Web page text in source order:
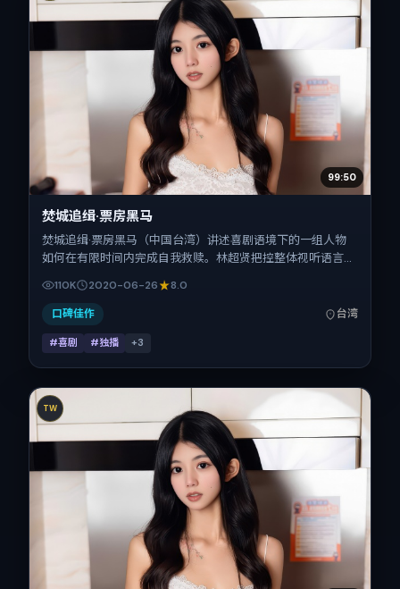
99:50
焚城追缉·票房黑马
焚城追缉·票房黑马（中国台湾）讲述喜剧语境下的一组人物
如何在有限时间内完成自我救赎。林超贤把控整体视听语言，
富。影片定于 2020-06-26 起陆续登陆院线与网络平台，暑
期档公映，片长166分钟。
110K 2020-06-26 8.0
口碑佳作 台湾
#喜剧 #独播 +3
TW